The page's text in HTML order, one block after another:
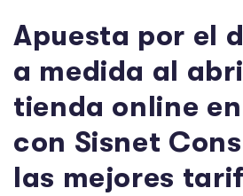
Apuesta por el
a medida al
tienda online
con Sisnet
las mejores